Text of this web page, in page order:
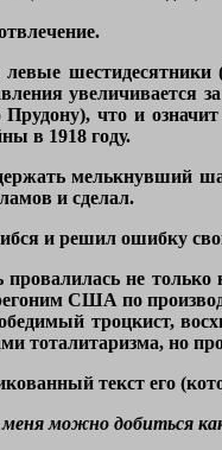
шестидесятники
увеличивается
что и
в 1918 году.
мелькнувший
и сделал.
и решил ошибку
провалилась не
США по
троцкист,
тоталитаризма, но
текст его
можно добиться